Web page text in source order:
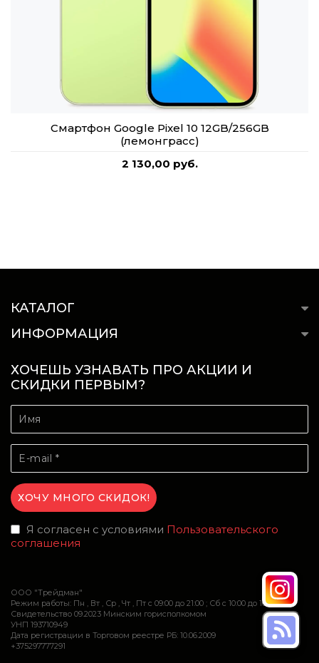
Смартфон Google Pixel 10 12GB/256GB
(лемонграсс)
2 130,00 руб.
КАТАЛОГ
ИНФОРМАЦИЯ
ХОЧЕШЬ УЗНАВАТЬ ПРО АКЦИИ И
СКИДКИ ПЕРВЫМ?
Я согласен с условиями Пользовательского
соглашения
ООО "Трейдман"
Режим работы: Пн , Вт , Ср , Чт , Пт c 09:00 до 21:00 ; Сб c 10:00 до 16:00
Свидетельство 09.2023 Минским горисполкомом
УНП 193710949
Дата регистрации в Торговом реестре РБ: 10.06.2009
+375297777291